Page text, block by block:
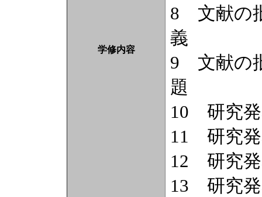
学修内容
8 文献の
義
9 文献の
題
10 研究発
11 研究発
12 研究発
13 研究発